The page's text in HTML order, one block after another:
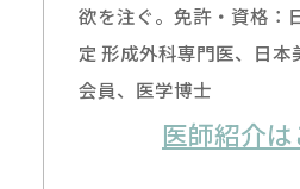
欲を注ぐ。免許・資格：
定 形成外科専門医、日本
会員、医学博士
医師紹介は